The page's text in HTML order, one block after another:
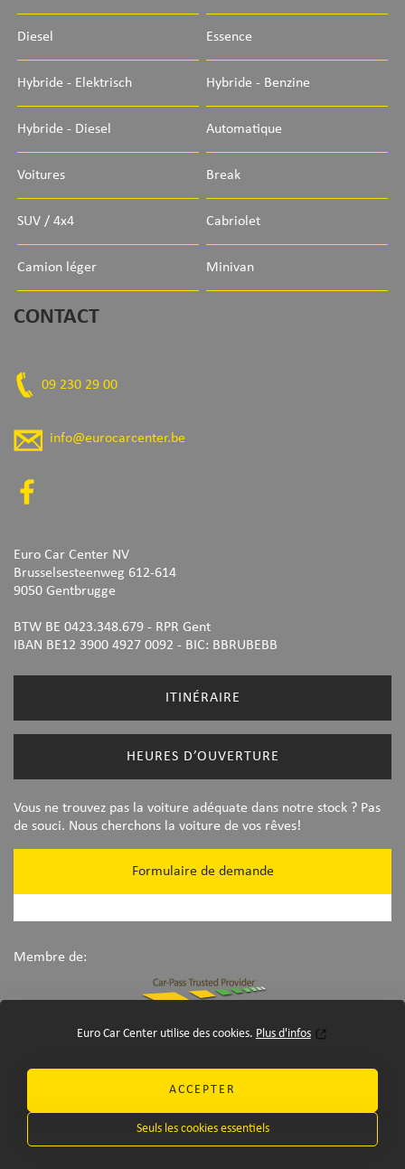
Euro Car Center utilise des cookies. Plus d'infos
ACCEPTER
Seuls les cookies essentiels
Diesel Essence
Hybride - Elektrisch Hybride - Benzine
Hybride - Diesel Automatique
Voitures Break
SUV / 4x4 Cabriolet
Camion léger Minivan
CONTACT
09 230 29 00
info@eurocarcenter.be
Euro Car Center NV
Brusselsesteenweg 612-614
9050 Gentbrugge
BTW BE 0423.348.679 - RPR Gent
IBAN BE12 3900 4927 0092 - BIC: BBRUBEBB
ITINÉRAIRE
HEURES D’OUVERTURE
Vous ne trouvez pas la voiture adéquate dans notre stock ? Pas
de souci. Nous cherchons la voiture de vos rêves!
Formulaire de demande
Membre de:
©Euro Car Center 2026 -disclaimer